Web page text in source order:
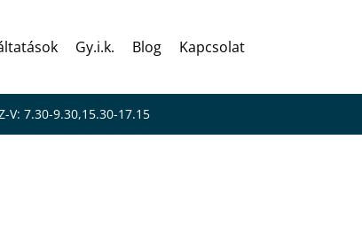
Gy.i.k. Blog Kapcsolat
V: 7.30-9.30,15.30-17.15